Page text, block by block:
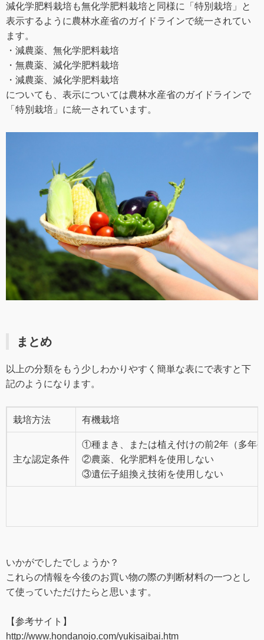
減化学肥料栽培も無化学肥料栽培と同様に「特別栽培」と
表示するように農林水産省のガイドラインで統一されてい
ます。
・減農薬、無化学肥料栽培
・無農薬、減化学肥料栽培
・減農薬、減化学肥料栽培
についても、表示については農林水産省のガイドラインで
「特別栽培」に統一されています。
まとめ
以上の分類をもう少しわかりやすく簡単な表にで表すと下
記のようになります。
栽培方法 有機栽培
主な認定条件
①種まき、または植え付けの前2年（多年
②農薬、化学肥料を使用しない
③遺伝子組換え技術を使用しない
いかがでしたでしょうか？
これらの情報を今後のお買い物の際の判断材料の一つとし
て使っていただけたらと思います。
【参考サイト】
http://www.hondanojo.com/yukisaibai.htm